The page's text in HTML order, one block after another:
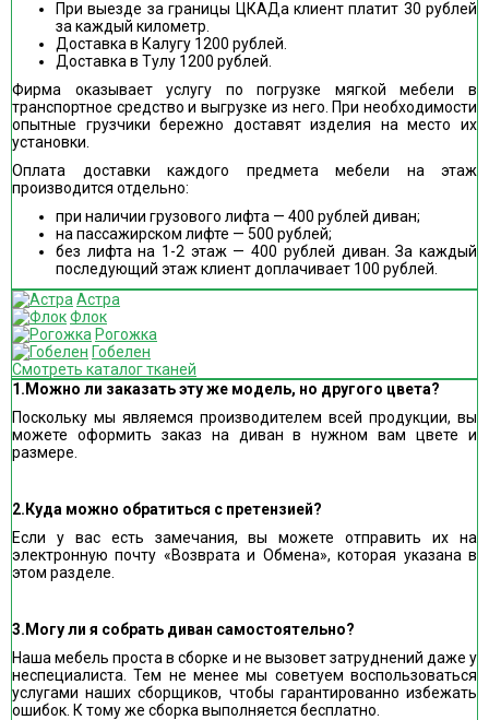
При выезде за границы ЦКАДа клиент платит 30 рублей
за каждый километр.
Доставка в Калугу 1200 рублей.
Доставка в Тулу 1200 рублей.
Фирма оказывает услугу по погрузке мягкой мебели в
транспортное средство и выгрузке из него. При необходимости
опытные грузчики бережно доставят изделия на место их
установки.
Оплата доставки каждого предмета мебели на этаж
производится отдельно:
при наличии грузового лифта — 400 рублей диван;
на пассажирском лифте — 500 рублей;
без лифта на 1-2 этаж — 400 рублей диван. За каждый
последующий этаж клиент доплачивает 100 рублей.
Астра
Флок
Рогожка
Гобелен
Смотреть каталог тканей
1.Можно ли заказать эту же модель, но другого цвета?
Поскольку мы являемся производителем всей продукции, вы
можете оформить заказ на диван в нужном вам цвете и
размере.
2.Куда можно обратиться с претензией?
Если у вас есть замечания, вы можете отправить их на
электронную почту «Возврата и Обмена», которая указана в
этом разделе.
3.Могу ли я собрать диван самостоятельно?
Наша мебель проста в сборке и не вызовет затруднений даже у
неспециалиста. Тем не менее мы советуем воспользоваться
услугами наших сборщиков, чтобы гарантированно избежать
ошибок. К тому же сборка выполняется бесплатно.